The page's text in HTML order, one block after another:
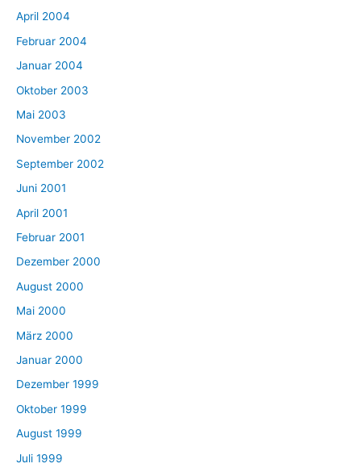
April 2004
Februar 2004
Januar 2004
Oktober 2003
Mai 2003
November 2002
September 2002
Juni 2001
April 2001
Februar 2001
Dezember 2000
August 2000
Mai 2000
März 2000
Januar 2000
Dezember 1999
Oktober 1999
August 1999
Juli 1999